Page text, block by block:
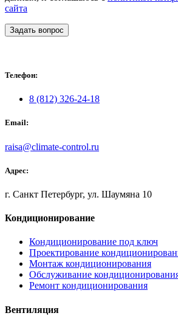
сайта
Задать вопрос
Телефон:
8 (812) 326-24-18
Email:
raisa@climate-control.ru
Адрес:
г. Санкт Петербург, ул. Шаумяна 10
Кондиционирование
Кондиционирование под ключ
Проектирование
Монтаж кондиционирования
Обслуживание
Ремонт кондиционирования
Вентиляция